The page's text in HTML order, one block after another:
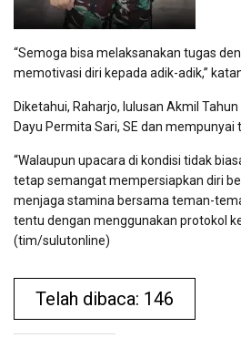
“Semoga bisa melaksanakan tugas
memotivasi diri kepada adik-adik,”
Diketahui, Raharjo, lulusan Akmil
Dayu Permita Sari, SE dan mempunyai
“Walaupun upacara di kondisi tidak
tetap semangat mempersiapkan diri
menjaga stamina bersama teman-
tentu dengan menggunakan protokol
(tim/sulutonline)
Telah dibaca: 146